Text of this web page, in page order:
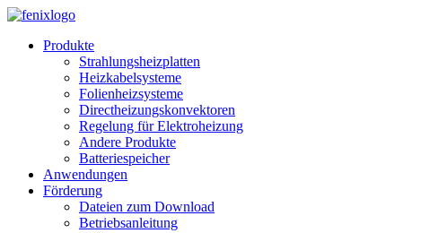
Skip to main content
Produkte
Strahlungsheizplatten
Heizkabelsysteme
Folienheizsysteme
Directheizungskonvektoren
Regelung für Elektroheizung
Andere Produkte
Batteriespeicher
Anwendungen
Förderung
Dateien zum Download
Betriebsanleitung